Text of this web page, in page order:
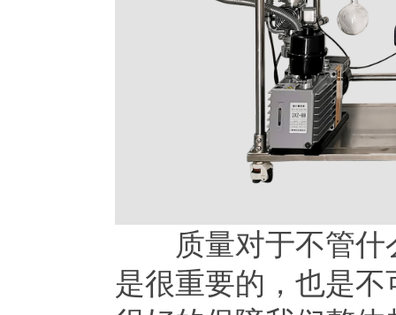
质量对于不管什
是很重要的，也是